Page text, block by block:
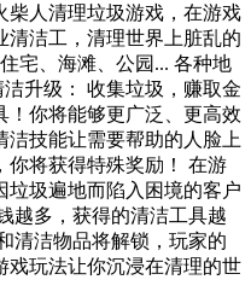
柴人清理垃圾游戏，在游戏
清洁工，清理世界上脏乱的
宅、海滩、公园... 各种地
升级： 收集垃圾，赚取金
！你将能够更广泛、更高效
洁技能让需要帮助的人脸上
你将获得特殊奖励！ 在游
垃圾遍地而陷入困境的客户
越多，获得的清洁工具越
清洁物品将解锁，玩家的
戏玩法让你沉浸在清理的世